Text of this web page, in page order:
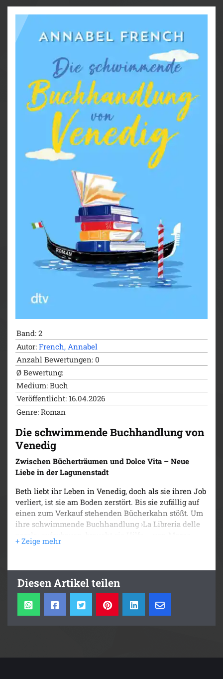
Nachbar Max macht Rosies Leben nicht leichter.
Denn bei dem in sich gekehrten Künstler stößt sie mit
ihrer umtriebigen Art auf Widerstand. Blöd nur, dass
Rosie ihn verdammt attraktiv findet …
Romantische Neuanfänge in den schönsten
europäischen Destinationen am Wasser – Wohin
möchten Sie am liebsten reisen?
Die neue ›Love and the City‹-Reihe:
Band 1: Der schwimmende Blumenladen von
Amsterdam
Band 2: Die schwimmende Buchhandlung von
Venedig
Band 3: Das schwimmende Café von Kopenhagen
Alle Bände können unabhängig voneinander gelesen
Band: 2
Autor: French, Annabel
Anzahl Bewertungen: 0
Ø Bewertung:
Medium: Buch
Veröffentlicht: 16.04.2026
Genre: Roman
Die schwimmende Buchhandlung von
Venedig
Zwischen Bücherträumen und Dolce Vita – Neue
Liebe in der Lagunenstadt
Beth liebt ihr Leben in Venedig, doch als sie ihren Job
verliert, ist sie am Boden zerstört. Bis sie zufällig auf
einen zum Verkauf stehenden Bücherkahn stößt. Um
ihre schwimmende Buchhandlung ›La Libreria delle
einem leidenschaftlichen Kunstförderer. Zwischen
ihren Ängsten zu stellen?
Romantische Neuanfänge in den schönsten
möchten Sie am liebsten reisen?
Die neue ›Love and the City‹-Reihe:
Amsterdam
Diesen Artikel teilen